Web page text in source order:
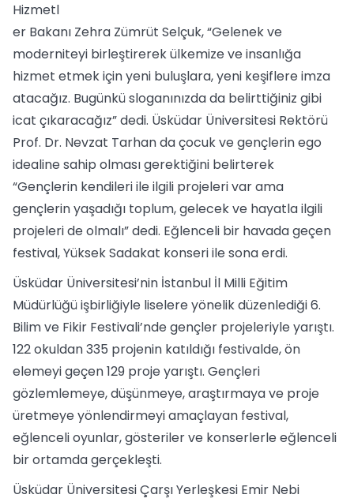
Hizmetl
er Bakanı Zehra Zümrüt Selçuk, “Gelenek ve
moderniteyi birleştirerek ülkemize ve insanlığa
hizmet etmek için yeni buluşlara, yeni keşiflere imza
atacağız. Bugünkü sloganınızda da belirttiğiniz gibi
icat çıkaracağız” dedi. Üsküdar Üniversitesi Rektörü
Prof. Dr. Nevzat Tarhan da çocuk ve gençlerin ego
idealine sahip olması gerektiğini belirterek
“Gençlerin kendileri ile ilgili projeleri var ama
gençlerin yaşadığı toplum, gelecek ve hayatla ilgili
projeleri de olmalı” dedi. Eğlenceli bir havada geçen
festival, Yüksek Sadakat konseri ile sona erdi.
Üsküdar Üniversitesi’nin İstanbul İl Milli Eğitim
Müdürlüğü işbirliğiyle liselere yönelik düzenlediği 6.
Bilim ve Fikir Festivali’nde gençler projeleriyle yarıştı.
122 okuldan 335 projenin katıldığı festivalde, ön
elemeyi geçen 129 proje yarıştı. Gençleri
gözlemlemeye, düşünmeye, araştırmaya ve proje
üretmeye yönlendirmeyi amaçlayan festival,
eğlenceli oyunlar, gösteriler ve konserlerle eğlenceli
bir ortamda gerçekleşti.
Üsküdar Üniversitesi Çarşı Yerleşkesi Emir Nebi